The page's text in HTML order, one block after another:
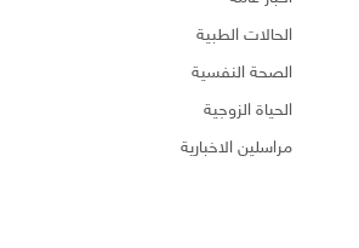
الحالات الطبية
الصحة النفسية
الحياة الزوجية
مراسلين الاخبارية